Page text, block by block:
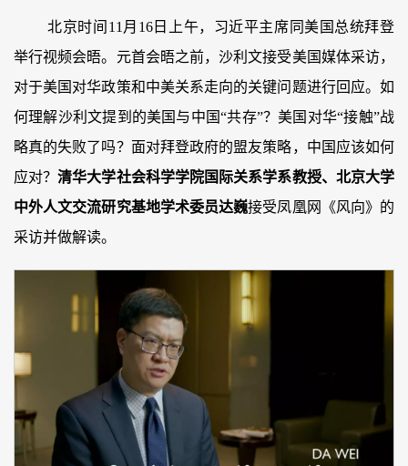
北京时间11月16日上午，习近平主席同美国总统拜登
举行视频会晤。元首会晤之前，沙利文接受美国媒体采访，
对于美国对华政策和中美关系走向的关键问题进行回应。如
何理解沙利文提到的美国与中国“共存”？美国对华“接触”战
略真的失败了吗？面对拜登政府的盟友策略，中国应该如何
应对？清华大学社会科学学院国际关系学系教授、北京大学
中外人文交流研究基地学术委员达巍接受凤凰网《风向》的
采访并做解读。